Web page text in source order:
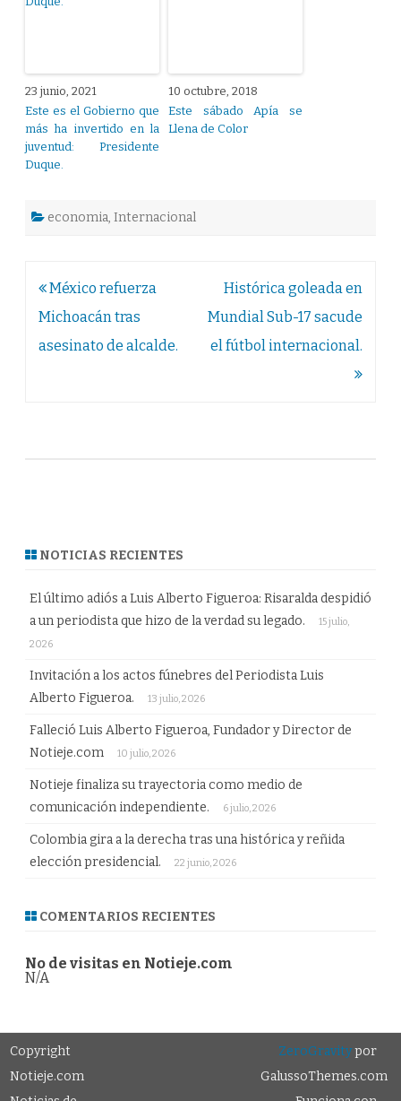
23 junio, 2021
Este es el Gobierno que
más ha invertido en la
juventud: Presidente
Duque.
10 octubre, 2018
Este sábado Apía se
Llena de Color
economia, Internacional
Navegación
de
entradas
México refuerza
Michoacán tras
asesinato de alcalde.
Histórica goleada en
Mundial Sub-17 sacude
el fútbol internacional.
NOTICIAS RECIENTES
El último adiós a Luis Alberto Figueroa: Risaralda despidió
a un periodista que hizo de la verdad su legado.
15 julio,
2026
Invitación a los actos fúnebres del Periodista Luis
Alberto Figueroa.
13 julio, 2026
Falleció Luis Alberto Figueroa, Fundador y Director de
Notieje.com
10 julio, 2026
Notieje finaliza su trayectoria como medio de
comunicación independiente.
6 julio, 2026
Colombia gira a la derecha tras una histórica y reñida
elección presidencial.
22 junio, 2026
COMENTARIOS RECIENTES
No de visitas en Notieje.com
N/A
Copyright
Notieje.com
ZeroGravitypor
GalussoThemes.com